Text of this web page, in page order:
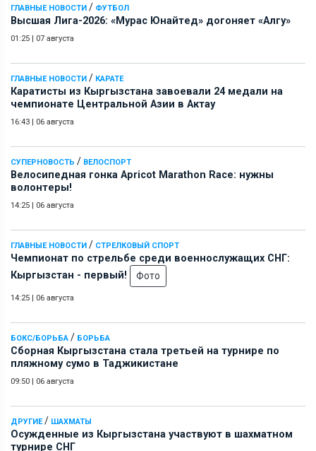
ГЛАВНЫЕ НОВОСТИ / ФУТБОЛ
Высшая Лига-2026: «Мурас Юнайтед» догоняет «Алгу»
01:25 | 07 августа
ГЛАВНЫЕ НОВОСТИ / КАРАТЕ
Каратисты из Кыргызстана завоевали 24 медали на
чемпионате Центральной Азии в Актау
16:43 | 06 августа
СУПЕРНОВОСТЬ / ВЕЛОСПОРТ
Велосипедная гонка Apricot Marathon Race: нужны
волонтеры!
14:25 | 06 августа
ГЛАВНЫЕ НОВОСТИ / СТРЕЛКОВЫЙ СПОРТ
Чемпионат по стрельбе среди военнослужащих СНГ:
Кыргызстан - первый!
Фото
14:25 | 06 августа
БОКС/БОРЬБА / БОРЬБА
Сборная Кыргызстана стала третьей на турнире по
пляжному сумо в Таджикистане
09:50 | 06 августа
ДРУГИЕ/ ШАХМАТЫ
Осужденные из Кыргызстана участвуют в шахматном
турнире СНГ